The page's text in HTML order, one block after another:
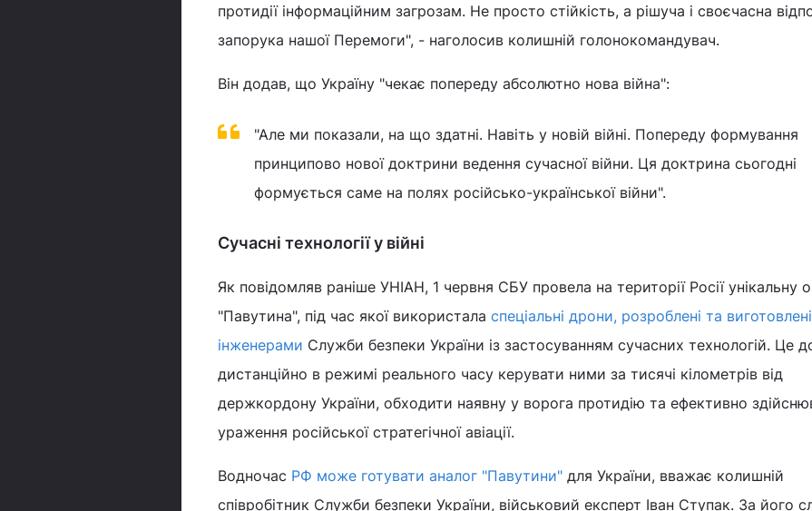
протидії інформаційним загрозам. Не просто стійкість, а рішуча і своєчасна
запорука нашої Перемоги", - наголосив колишній голонокомандувач.
Він додав, що Україну "чекає попереду абсолютно нова війна":
"Але ми показали, на що здатні. Навіть у новій війні. Попереду формування
принципово нової доктрини ведення сучасної війни. Ця доктрина сьогодні
формується саме на полях російсько-української війни".
Сучасні технології у війні
Як повідомляв раніше УНІАН, 1 червня СБУ провела на території Росії унікальну
"Павутина", під час якої використала спеціальні дрони, розроблені та виготовлені
інженерами Служби безпеки України із застосуванням сучасних технологій. Це
дистанційно в режимі реального часу керувати ними за тисячі кілометрів від
держкордону України, обходити наявну у ворога протидію та ефективно
ураження російської стратегічної авіації.
Водночас РФ може готувати аналог "Павутини" для України, вважає колишній
співробітник Служби безпеки України, військовий експерт Іван Ступак. За його